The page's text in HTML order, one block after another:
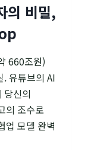
의 비밀,
660조원)
. 유튜브의 AI
당신의
의 조수로
모델 완벽